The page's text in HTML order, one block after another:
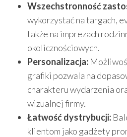
Wszechstronność
wykorzystać na targach,
także na imprezach
okolicznościowych.
Personalizacja:
grafiki pozwala na
charakteru wydarzenia
wizualnej firmy.
Łatwość dystrybucji:
klientom jako gadżety